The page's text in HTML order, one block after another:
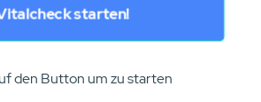
starten!
den Button um zu starten